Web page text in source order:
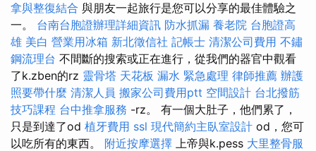
拿與整復結合 與朋友一起旅行是您可以分享的最佳體驗之
一。 台南台胞證辦理詳細資訊 防水抓漏 養老院 台胞證高
雄 美白 營業用冰箱 新北徵信社 記帳士 清潔公司費用 不鏽
鋼流理台 不間斷的搜索或正在進行，從我們的器官中觀看
了k.zben的rz 靈骨塔 天花板 漏水 緊急處理 律師推薦 辦護
照要帶什麼 清潔人員 搬家公司費用ptt 空間設計 台北撥筋
技巧課程 台中推拿服務 -rz。 有一個大肚子，他們累了，
只是到達了od 植牙費用 ssl 現代簡約主臥室設計 od，您可
以吃所有的東西。 附近按摩選擇 上帝與k.pess 大里整骨服